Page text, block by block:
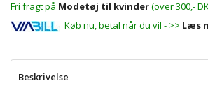
Fri fragt på Modetøj til kvinder(over 300,-
Køb nu, betal når du vil - >> Læs
Beskrivelse